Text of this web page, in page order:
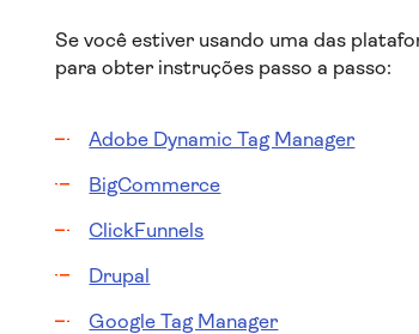
Se você estiver usando uma das
para obter instruções passo a passo:
Adobe Dynamic Tag Manager
BigCommerce
ClickFunnels
Drupal
Google Tag Manager